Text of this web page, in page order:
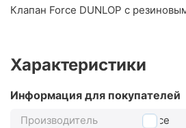
Клапан Force DUNLOP с
Характеристики
Информация для покупателей
Производитель
Force